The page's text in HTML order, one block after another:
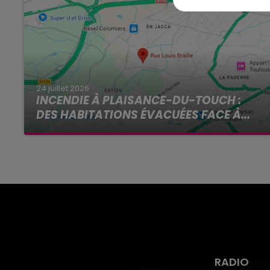
24 juillet 2026
INCENDIE À PLAISANCE-DU-TOUCH :
DES HABITATIONS ÉVACUÉES FACE À...
Alors que la Haute-Garonne est en vigilance
RADIO